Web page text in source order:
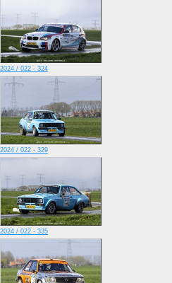
2024 / 022 - 324
2024 / 022 - 329
2024 / 022 - 335